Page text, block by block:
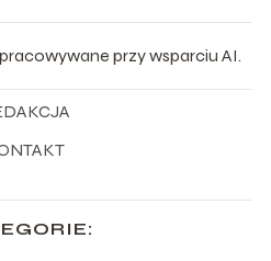
przy wsparciu AI.